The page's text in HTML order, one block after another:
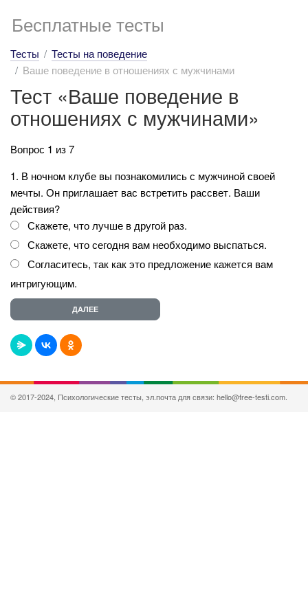
Бесплатные тесты
Тесты
Тесты на поведение
Ваше поведение в отношениях с мужчинами
Тест «Ваше поведение в
отношениях с мужчинами»
Вопрос 1 из 7
1. В ночном клубе вы познакомились с мужчиной своей
мечты. Он приглашает вас встретить рассвет. Ваши
действия?
Скажете, что лучше в другой раз.
Скажете, что сегодня вам необходимо выспаться.
Согласитесь, так как это предложение кажется вам
интригующим.
© 2017-2024, Психологические тесты, эл.почта для связи: hello@free-testi.com.